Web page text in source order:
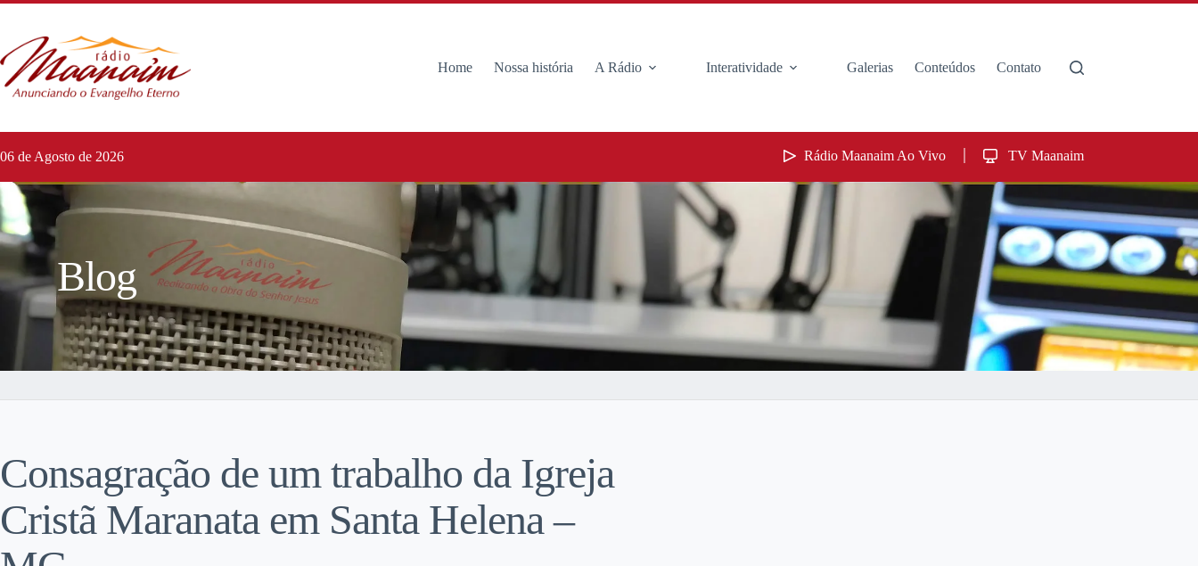
Home Nossa história A Rádio Interatividade Galerias Conteúdos Contato
06 de Agosto de 2026 Rádio Maanaim Ao Vivo TV Maanaim
Blog
Consagração de um trabalho da Igreja
Cristã Maranata em Santa Helena –